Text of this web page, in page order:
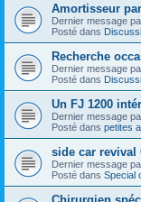
Amortisseur
Dernier message
Posté dans
Recherche
Dernier message
Posté dans
Un FJ 1200
Dernier message
Posté dans petites
side car revival
Dernier message
Posté dans Special
Chirurgien